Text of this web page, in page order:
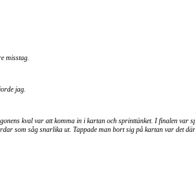
misstag.
jag.
kval var att komma in i kartan och sprinttänket. I finalen var
som såg snarlika ut. Tappade man bort sig på kartan var det